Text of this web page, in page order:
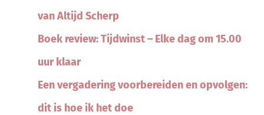
van Altijd Scherp
Boek review: Tijdwinst – Elke dag om 15.00
uur klaar
Een vergadering voorbereiden en opvolgen:
dit is hoe ik het doe